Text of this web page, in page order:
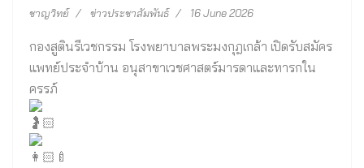
ชาญวิทย์ ข่าวประชาสัมพันธ์ 16 June 2026
กองสูตินรีเวชกรรม โรงพยาบาลพระมงกุฎเกล้า เปิดรับสมัคร
แพทย์ประจำบ้าน อนุสาขาเวชศาสตร์มารดาและทารกใน
ครรภ์